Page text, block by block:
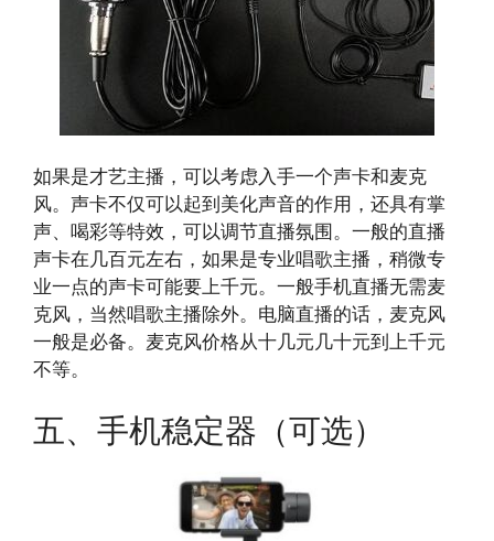
如果是才艺主播，可以考虑入手一个声卡和麦克
风。声卡不仅可以起到美化声音的作用，还具有掌
声、喝彩等特效，可以调节直播氛围。一般的直播
声卡在几百元左右，如果是专业唱歌主播，稍微专
业一点的声卡可能要上千元。一般手机直播无需麦
克风，当然唱歌主播除外。电脑直播的话，麦克风
一般是必备。麦克风价格从十几元几十元到上千元
不等。
五、手机稳定器（可选）